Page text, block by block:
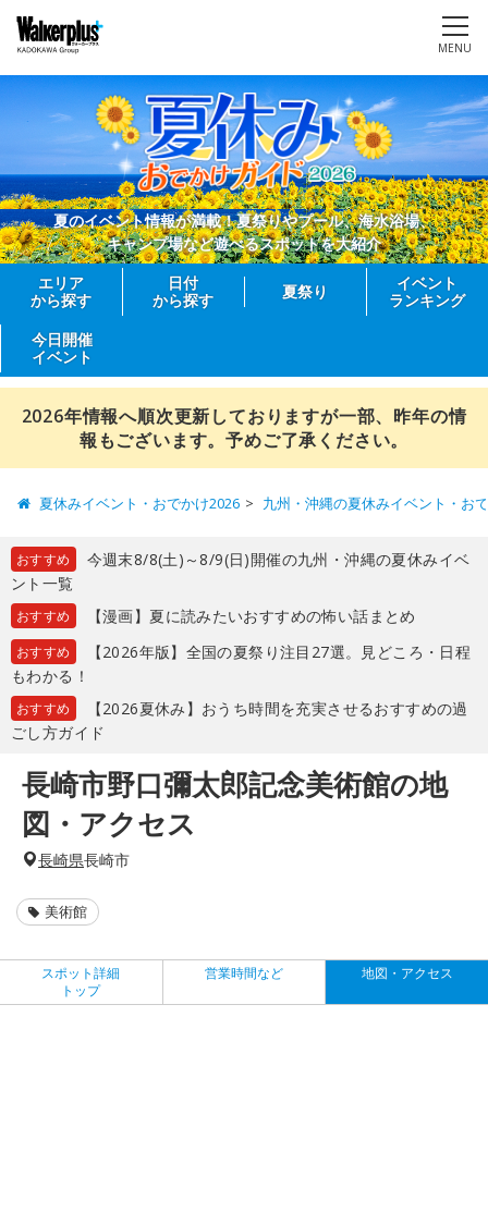
MENU
夏のイベント情報が満載！夏祭りやプール、海水浴場、
キャンプ場など遊べるスポットを大紹介
エリア
から探す
日付
から探す
夏祭り
イベント
ランキング
今日開催
イベント
2026年情報へ順次更新しておりますが一部、昨年の情
報もございます。予めご了承ください。
夏休みイベント・おでかけ2026 九州・沖縄の夏休みイベント・お
おすすめ
今週末8/8(土)～8/9(日)開催の九州・沖縄の夏休みイベ
ント一覧
おすすめ 【漫画】夏に読みたいおすすめの怖い話まとめ
おすすめ
【2026年版】全国の夏祭り注目27選。見どころ・日程
もわかる！
おすすめ
【2026夏休み】おうち時間を充実させるおすすめの過
ごし方ガイド
長崎市野口彌太郎記念美術館の地
図・アクセス
長崎県長崎市
美術館
スポット詳細
トップ
営業時間など 地図・アクセス